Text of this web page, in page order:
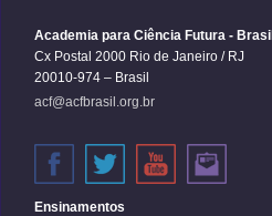
Academia para Ciência Futura - Brasil
Cx Postal 2000 Rio de Janeiro / RJ
20010-974 – Brasil
acf@acfbrasil.org.br
Ensinamentos